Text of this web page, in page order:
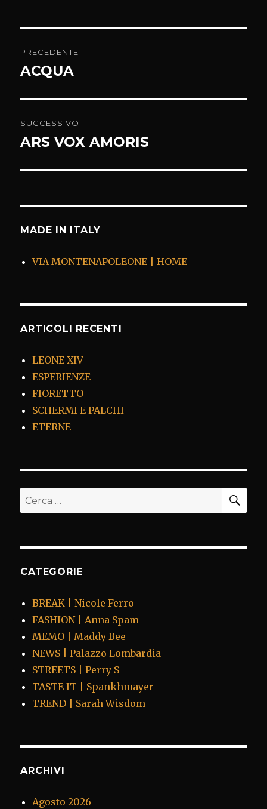
articoli
PRECEDENTE
Articolo
ACQUA
SUCCESSIVO
Articolo
ARS VOX AMORIS
MADE IN ITALY
VIA MONTENAPOLEONE | HOME
ARTICOLI RECENTI
LEONE XIV
ESPERIENZE
FIORETTO
SCHERMI E PALCHI
ETERNE
Cerca:
CATEGORIE
BREAK | Nicole Ferro
FASHION | Anna Spam
MEMO | Maddy Bee
NEWS | Palazzo Lombardia
STREETS | Perry S
TASTE IT | Spankhmayer
TREND | Sarah Wisdom
ARCHIVI
Agosto 2026